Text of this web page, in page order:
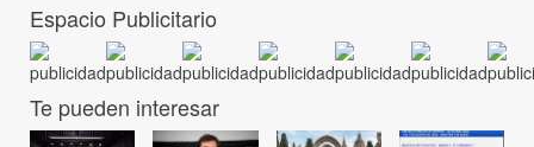
Espacio Publicitario
Te pueden interesar